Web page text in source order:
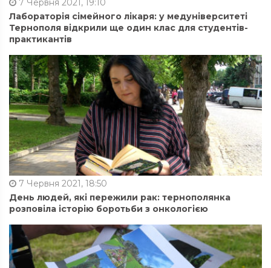
7 Червня 2021, 19:10
Лабораторія сімейного лікаря: у медуніверситеті
Тернополя відкрили ще один клас для студентів-
практикантів
7 Червня 2021, 18:50
День людей, які пережили рак: тернополянка
розповіла історію боротьби з онкологією